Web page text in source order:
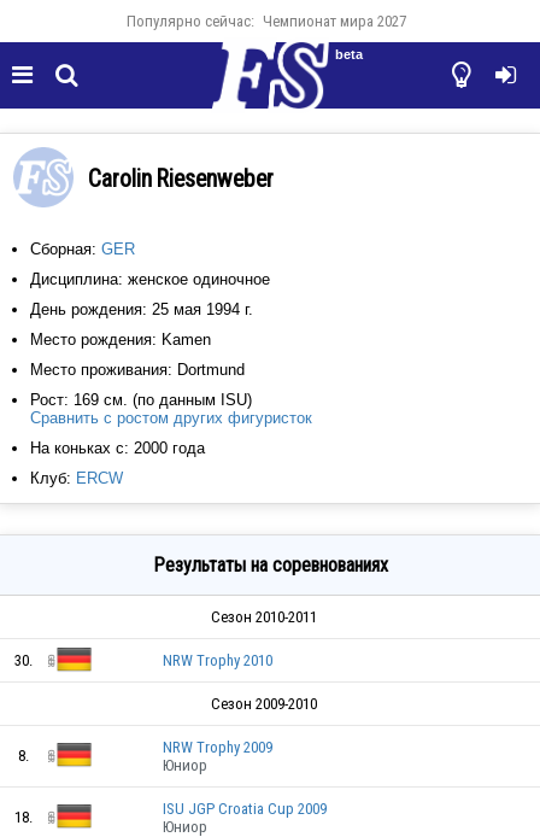
Популярно сейчас: Чемпионат мира 2027
  

beta
Carolin Riesenweber
Сборная: GER
Дисциплина: женское одиночное
День рождения: 25 мая 1994 г.
Место рождения: Kamen
Место проживания: Dortmund
Рост: 169 см. (по данным ISU)
Сравнить с ростом других фигуристок
На коньках с: 2000 года
Клуб: ERCW
Результаты на соревнованиях
Сезон 2010-2011
30. NRW Trophy 2010
Сезон 2009-2010
8.
NRW Trophy 2009
Юниор
18.
ISU JGP Croatia Cup 2009
Юниор